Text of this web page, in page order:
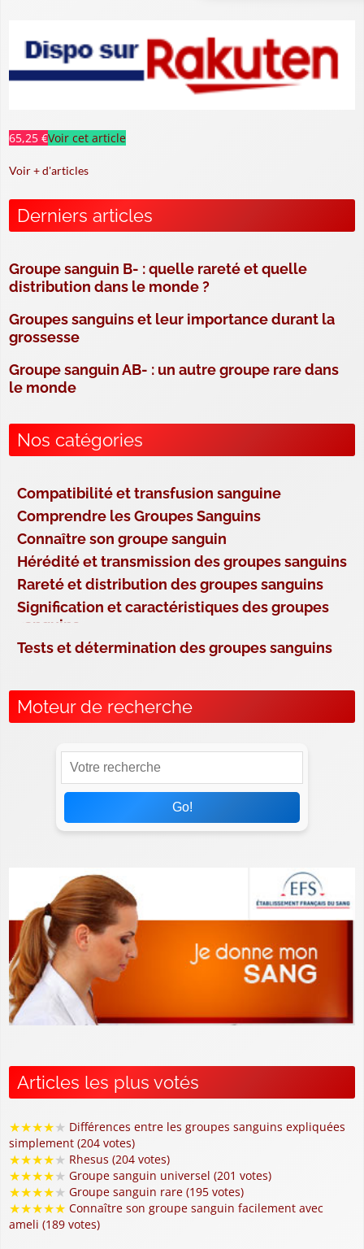
65,25 €Voir cet article
Voir + d'articles
Derniers articles
Groupe sanguin B- : quelle rareté et quelle
distribution dans le monde ?
Groupes sanguins et leur importance durant la
grossesse
Groupe sanguin AB- : un autre groupe rare dans
le monde
Nos catégories
Compatibilité et transfusion sanguine
Comprendre les Groupes Sanguins
Connaître son groupe sanguin
Hérédité et transmission des groupes sanguins
Rareté et distribution des groupes sanguins
Signification et caractéristiques des groupes
sanguins
Tests et détermination des groupes sanguins
Moteur de recherche
Go!
Articles les plus votés
★★★★★ Différences entre les groupes sanguins expliquées
simplement (204 votes)
★★★★★ Rhesus (204 votes)
★★★★★ Groupe sanguin universel (201 votes)
★★★★★ Groupe sanguin rare (195 votes)
★★★★★ Connaître son groupe sanguin facilement avec
ameli (189 votes)